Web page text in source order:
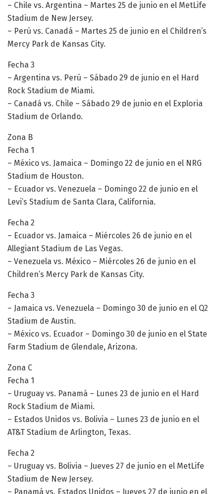
– Chile vs. Argentina – Martes 25 de junio en el MetLife
Stadium de New Jersey.
– Perú vs. Canadá – Martes 25 de junio en el Children’s
Mercy Park de Kansas City.
Fecha 3
– Argentina vs. Perú – Sábado 29 de junio en el Hard
Rock Stadium de Miami.
– Canadá vs. Chile – Sábado 29 de junio en el Exploria
Stadium de Orlando.
Zona B
Fecha 1
– México vs. Jamaica – Domingo 22 de junio en el NRG
Stadium de Houston.
– Ecuador vs. Venezuela – Domingo 22 de junio en el
Levi’s Stadium de Santa Clara, California.
Fecha 2
– Ecuador vs. Jamaica – Miércoles 26 de junio en el
Allegiant Stadium de Las Vegas.
– Venezuela vs. México – Miércoles 26 de junio en el
Children’s Mercy Park de Kansas City.
Fecha 3
– Jamaica vs. Venezuela – Domingo 30 de junio en el Q2
Stadium de Austin.
– México vs. Ecuador – Domingo 30 de junio en el State
Farm Stadium de Glendale, Arizona.
Zona C
Fecha 1
– Uruguay vs. Panamá – Lunes 23 de junio en el Hard
Rock Stadium de Miami.
– Estados Unidos vs. Bolivia – Lunes 23 de junio en el
AT&T Stadium de Arlington, Texas.
Fecha 2
– Uruguay vs. Bolivia – Jueves 27 de junio en el MetLife
Stadium de New Jersey.
– Panamá vs. Estados Unidos – Jueves 27 de junio en el